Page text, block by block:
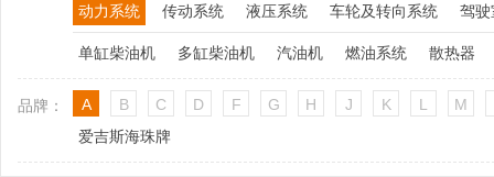
动力系统 传动系统 液压系统 车轮及转向系统 驾驶
单缸柴油机 多缸柴油机 汽油机 燃油系统 散热器
品牌： A B C D F G H J K L M
爱吉斯海珠牌